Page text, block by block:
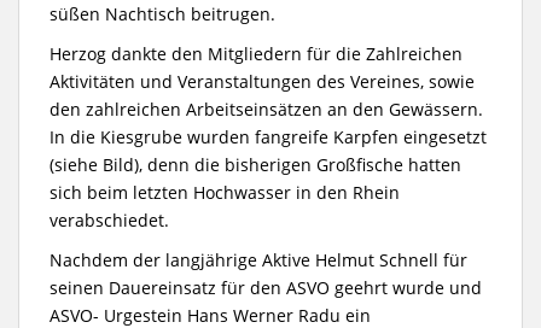
süßen Nachtisch beitrugen.
Herzog dankte den Mitgliedern für die Zahlreichen
Aktivitäten und Veranstaltungen des Vereines, sowie
den zahlreichen Arbeitseinsätzen an den Gewässern.
In die Kiesgrube wurden fangreife Karpfen eingesetzt
(siehe Bild), denn die bisherigen Großfische hatten
sich beim letzten Hochwasser in den Rhein
verabschiedet.
Nachdem der langjährige Aktive Helmut Schnell für
seinen Dauereinsatz für den ASVO geehrt wurde und
ASVO- Urgestein Hans Werner Radu ein